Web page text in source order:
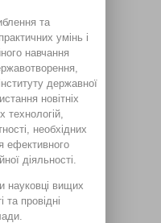
та
умінь і
навчання
державної
новітніх
технологій,
необхідних
ефективного
діяльності.
науковці вищих
та провідні